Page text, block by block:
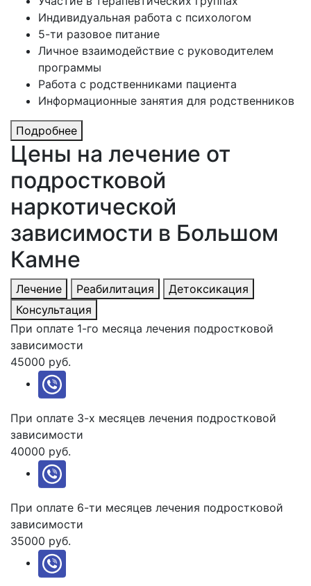
Индивидуальная работа с психологом
5-ти разовое питание
Личное взаимодействие с руководителем
программы
Работа с родственниками пациента
Информационные занятия для родственников
Подробнее
Цены на лечение от
подростковой
наркотической
зависимости в Большом
Камне
Лечение Реабилитация
Детоксикация
Консультация
При оплате 1-го месяца лечения подростковой
зависимости
45000 руб.
При оплате 3-х месяцев лечения подростковой
зависимости
40000 руб.
При оплате 6-ти месяцев лечения подростковой
зависимости
35000 руб.